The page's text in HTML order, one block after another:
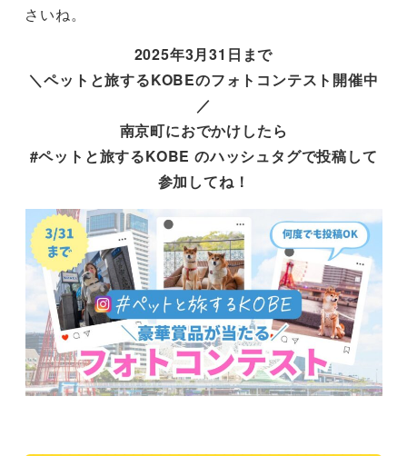
さいね。
2025年3月31日まで
＼ペットと旅するKOBEのフォトコンテスト開催中
／
南京町におでかけしたら
#ペットと旅するKOBE のハッシュタグで投稿して
参加してね！